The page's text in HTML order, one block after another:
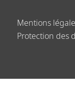
Mentions
Protection des